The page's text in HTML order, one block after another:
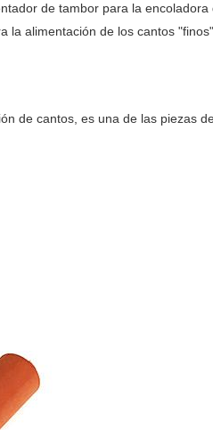
de tambor para la
alimentación de los cantos
de cantos, es una de las piezas